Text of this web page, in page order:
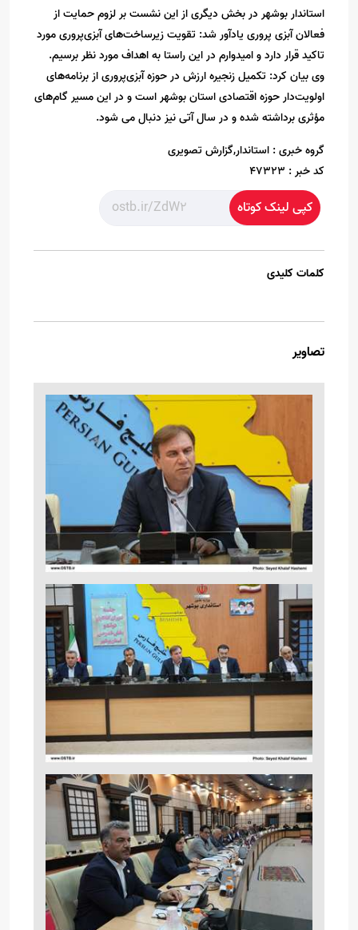
استاندار بوشهر در بخش دیگری از این نشست بر لزوم حمایت از
فعالان آبزی‌ پروری یادآور شد: تقویت زیرساخت‌های آبزی‌پروری مورد
تاکید قرار دارد و امیدوارم در این راستا به اهداف مورد نظر برسیم.
وی بیان کرد: تکمیل زنجیره ارزش در حوزه آبزی‌پروری از برنامه‌های
اولویت‌دار حوزه اقتصادی استان بوشهر است و در این مسیر گام‌های
مؤثری برداشته شده و در سال آتی نیز دنبال می شود.
گروه خبری : استاندار,گزارش تصویری
کد خبر : 47323
کپی لینک کوتاه
کلمات کلیدی
تصاویر